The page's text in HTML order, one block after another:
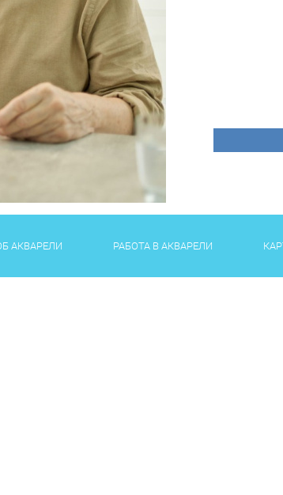
АКВАРЕЛИ РАБОТА В АКВАРЕЛИ